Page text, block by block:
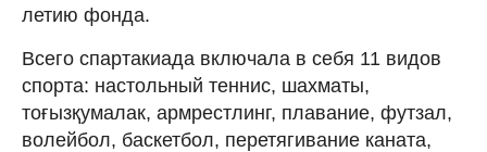
летию фонда.
Всего спартакиада включала в себя 11 видов
спорта: настольный теннис, шахматы,
тоғызқумалак, армрестлинг, плавание, футзал,
волейбол, баскетбол, перетягивание каната,